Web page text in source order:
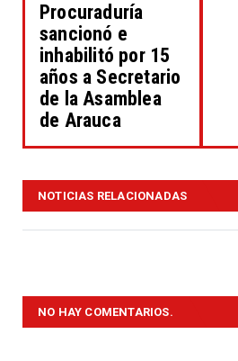
Procuraduría
sancionó e
inhabilitó por 15
años a Secretario
de la Asamblea
de Arauca
NOTICIAS RELACIONADAS
NO HAY COMENTARIOS.